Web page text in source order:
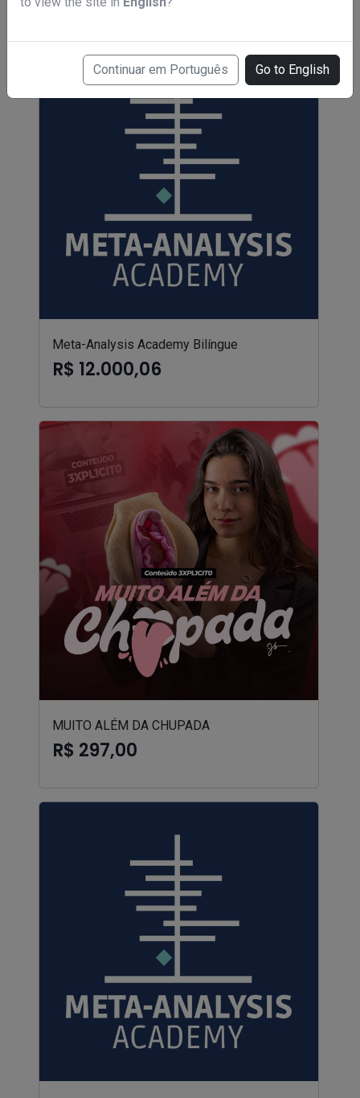
Continuar em Português Go to English
Meta-Analysis Academy Bilíngue
R$ 12.000,06
MUITO ALÉM DA CHUPADA
R$ 297,00